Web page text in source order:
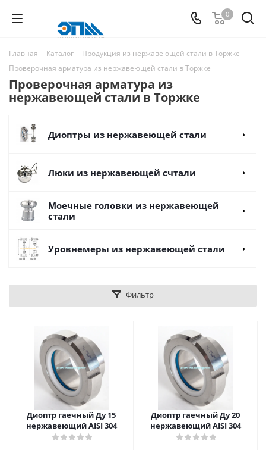
0
Главная - Каталог - Продукция из нержавеющей стали в Торжке -
Проверочная арматура из нержавеющей стали в Торжке
Проверочная арматура из
нержавеющей стали в Торжке
Диоптры из нержавеющей стали
Люки из нержавеющей счтали
Моечные головки из нержавеющей
стали
Уровнемеры из нержавеющей стали
Фильтр
Диоптр гаечный Ду 15
нержавеющий AISI 304
Диоптр гаечный Ду 20
нержавеющий AISI 304